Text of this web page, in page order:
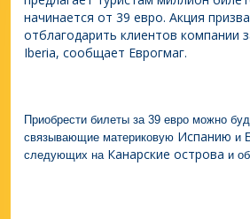
начинается от 39 евро. Акция
отблагодарить клиентов компании
Iberia, сообщает Еврогмаг.
Приобрести билеты за 39 евро можно
связывающие материковую Испанию и
следующих на Канарские острова и